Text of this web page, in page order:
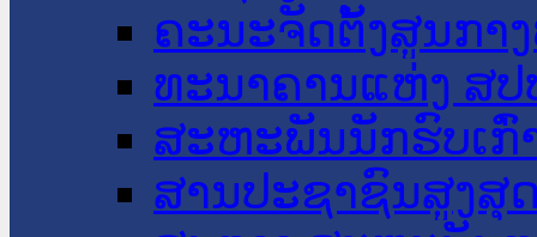
ຄະນະຈັດຕັ້ງສູນກາ
ທະນາຄານແຫ່ງ ສປ
ສະຫະພັນນັກຮົບເກົ່
ສານປະຊາຊົນສູງສຸ